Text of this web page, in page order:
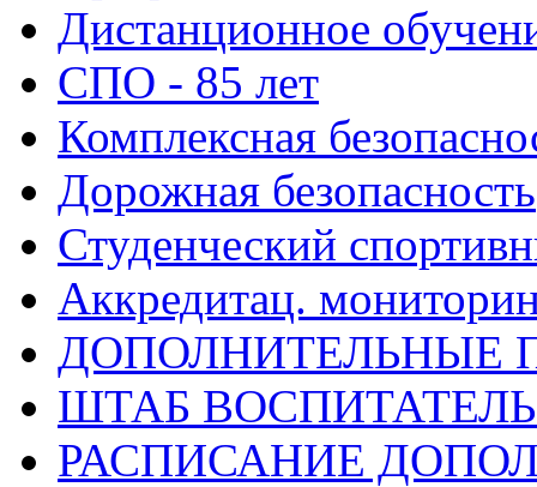
Дистанционное
СПО - 85 лет
Комплексная
Дорожная безопасность
Студенческий
Аккредитац.
ДОПОЛНИТЕЛЬНЫЕ
ШТАБ
РАСПИСАНИЕ